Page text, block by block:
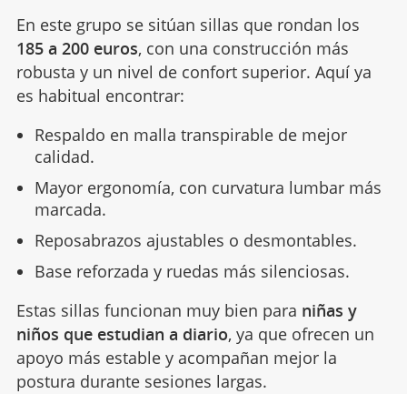
En este grupo se sitúan sillas que rondan los
185 a 200 euros, con una construcción más
robusta y un nivel de confort superior. Aquí ya
es habitual encontrar:
Respaldo en malla transpirable de mejor
calidad.
Mayor ergonomía, con curvatura lumbar más
marcada.
Reposabrazos ajustables o desmontables.
Base reforzada y ruedas más silenciosas.
Estas sillas funcionan muy bien para niñas y
niños que estudian a diario, ya que ofrecen un
apoyo más estable y acompañan mejor la
postura durante sesiones largas.